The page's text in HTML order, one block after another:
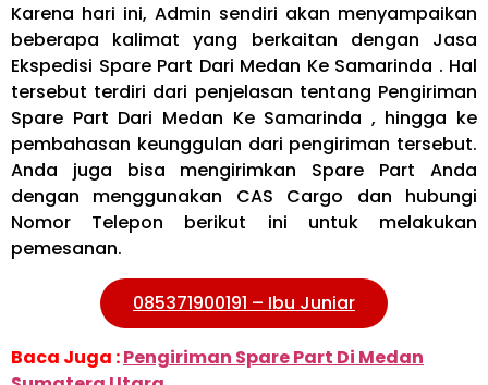
Karena hari ini, Admin sendiri akan menyampaikan
beberapa kalimat yang berkaitan dengan Jasa
Ekspedisi Spare Part Dari Medan Ke Samarinda . Hal
tersebut terdiri dari penjelasan tentang Pengiriman
Spare Part Dari Medan Ke Samarinda , hingga ke
pembahasan keunggulan dari pengiriman tersebut.
Anda juga bisa mengirimkan Spare Part Anda
dengan menggunakan CAS Cargo dan hubungi
Nomor Telepon berikut ini untuk melakukan
pemesanan.
085371900191 – Ibu Juniar
Baca Juga :Pengiriman Spare Part Di Medan